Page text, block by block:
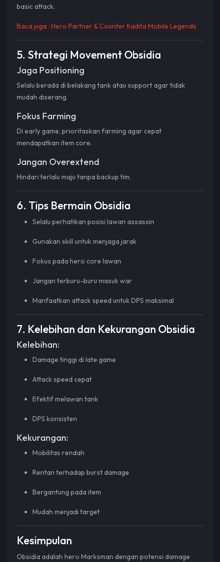
basic attack.
Baca juga : Hero Partner & Counter Kadita Mobile Legends
5. Strategi Movement Obsidia
Jaga Positioning
Selalu berada di belakang tank atau support agar tidak
mudah diserang.
Fokus Farming
Di early game, prioritaskan farming agar cepat
mendapatkan item core.
Jangan Overextend
Hindari terlalu maju tanpa backup tim.
6. Tips Bermain Obsidia
Selalu perhatikan posisi lawan assassin
Gunakan skill untuk menjaga jarak
Fokus pada hero core lawan
Jangan terburu-buru masuk war
Manfaatkan attack speed untuk DPS maksimal
7. Kelebihan dan Kekurangan Obsidia
Kelebihan:
Damage tinggi di late game
Attack speed cepat
Efektif melawan tank
DPS konsisten
Kekurangan:
Mobilitas rendah
Rentan terhadap burst damage
Bergantung pada item
Mudah menjadi target
Kesimpulan
Obsidia adalah hero Marksman dengan potensi damage